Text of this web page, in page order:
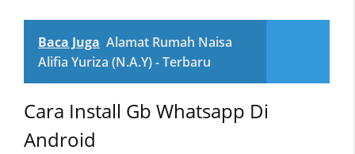
Baca Juga Alamat Rumah Naisa
Alifia Yuriza (N.A.Y) - Terbaru
Cara Install Gb Whatsapp Di
Android